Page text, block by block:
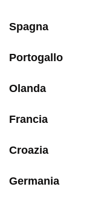
Spagna
Portogallo
Olanda
Francia
Croazia
Germania